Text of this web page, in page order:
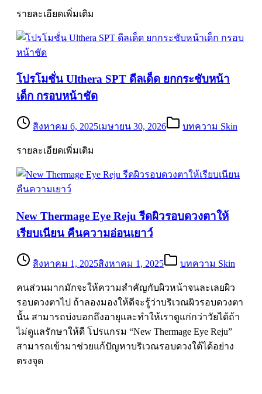
รายละเอียดเพิ่มเติม
โปรโมชั่น Ulthera SPT ดีลเด็ด ยกกระชับหน้า
เด็ก กรอบหน้าชัด
สิงหาคม 6, 2025เมษายน 30, 2026 บทความ Skin
รายละเอียดเพิ่มเติม
New Thermage Eye Reju รีดผิวรอบดวงตาให้
เรียบเนียน คืนความอ่อนเยาว์
สิงหาคม 1, 2025สิงหาคม 1, 2025 บทความ Skin
คนส่วนมากมักจะให้ความสำคัญกับผิวหน้าจนละเลยผิว
รอบดวงตาไป ถ้าลองมองให้ดีจะรู้ว่าบริเวณผิวรอบดวงตา
นั้น สามารถบ่งบอกถึงอายุและทำให้เราดูแก่กว่าวัยได้ถ้า
ไม่ดูแลรักษาให้ดี โปรแกรม “New Thermage Eye Reju”
สามารถเข้ามาช่วยแก้ปัญหาบริเวณรอบดวงใต้ได้อย่าง
ตรงจุด